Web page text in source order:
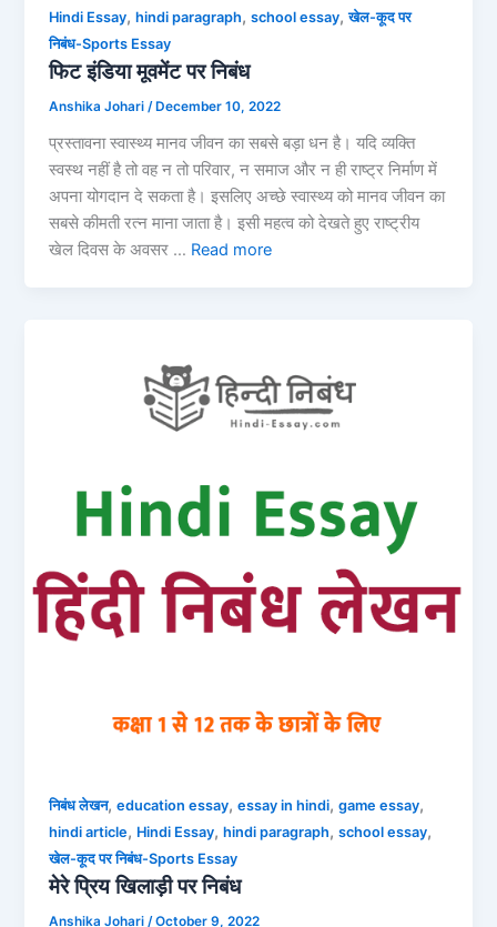
Hindi Essay,hindi paragraph,school essay,खेल-कूद पर
निबंध-Sports Essay
फिट इंडिया मूवमेंट पर निबंध
Anshika Johari/ December 10, 2022
प्रस्तावना स्वास्थ्य मानव जीवन का सबसे बड़ा धन है। यदि व्यक्ति
स्वस्थ नहीं है तो वह न तो परिवार, न समाज और न ही राष्ट्र निर्माण में
अपना योगदान दे सकता है। इसलिए अच्छे स्वास्थ्य को मानव जीवन का
सबसे कीमती रत्न माना जाता है। इसी महत्व को देखते हुए राष्ट्रीय
खेल दिवस के अवसर … Read more
निबंध लेखन,education essay,essay in hindi,game essay,
hindi article, Hindi Essay,hindi paragraph,school essay,
खेल-कूद पर निबंध-Sports Essay
मेरे प्रिय खिलाड़ी पर निबंध
Anshika Johari/October 9, 2022